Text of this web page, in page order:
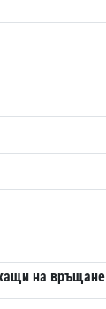
на връщане